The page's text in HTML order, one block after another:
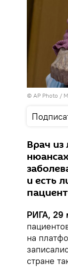
© AP Photo /
Врач
и есть
РИГА, 29
на
стране